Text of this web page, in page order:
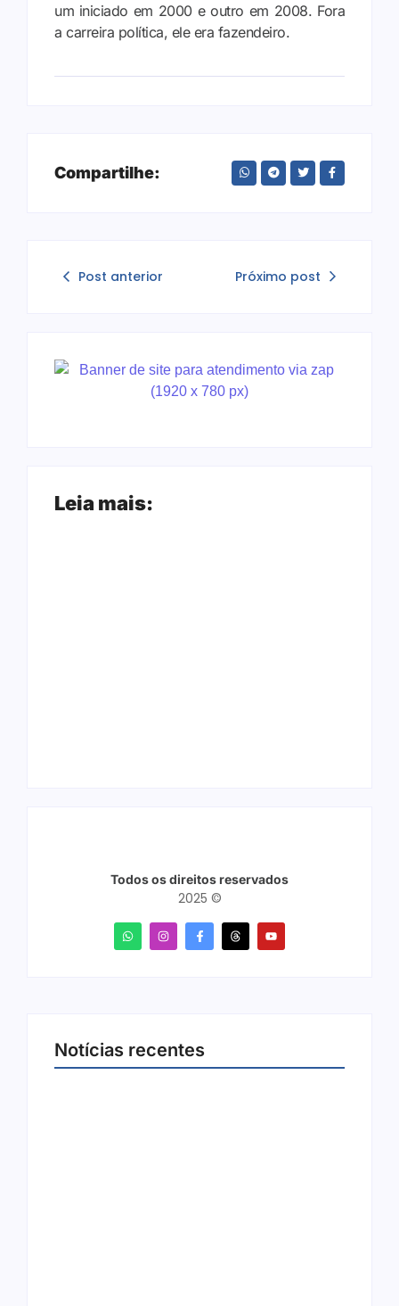
um iniciado em 2000 e outro em 2008. Fora
a carreira política, ele era fazendeiro.
Compartilhe:
Post anterior Próximo post
Leia mais:
Todos os direitos reservados
2025 ©
Notícias recentes